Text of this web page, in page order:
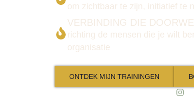
om zichtbaar te zijn, initiatief te
VERBINDING DIE
richting de mensen die je wilt
organisatie
ONTDEK MIJN TRAININGEN